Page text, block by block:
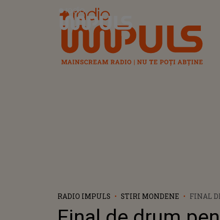
Radio Impuls
RADIO IMPULS STIRI MONDENE
FINAL